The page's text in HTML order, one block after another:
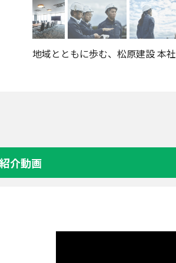
地域とともに歩む、松原建設 本社
介動画